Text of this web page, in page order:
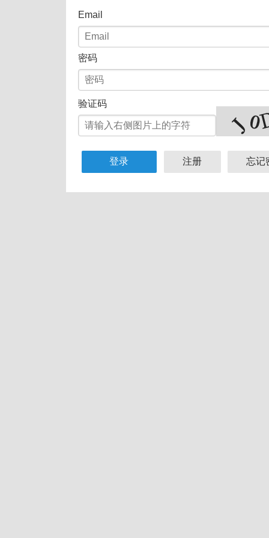
Email
密码
验证码
登录 注册 忘记